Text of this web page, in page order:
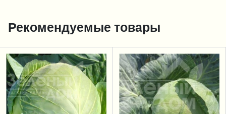
Рекомендуемые товары